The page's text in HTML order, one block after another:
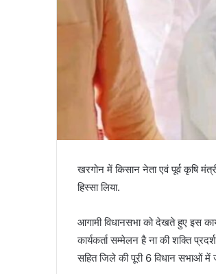
खरगोन में किसान नेता एवं पूर्व कृषि
हिस्सा लिया.
आगामी विधानसभा को देखते हुए इस
कार्यकर्ता सम्मेलन है ना की शक्ति
सहित जिले की पूरी 6 विधान सभाओं में